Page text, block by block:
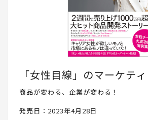
「女性目線」のマーケテ
商品が変わる、企業が変わる！
発売日：2023年4月28日